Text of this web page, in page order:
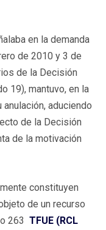
en la demanda
de 2010 y 3 de
de la Decisión
19), mantuvo, en la
aduciendo
de la Decisión
de la motivación
constituyen
de un recurso
263 TFUE (RCL